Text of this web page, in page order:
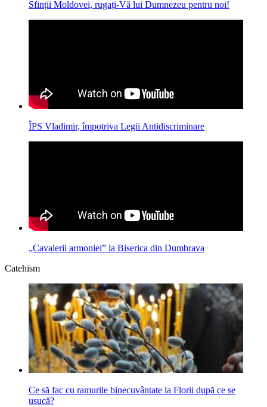
Sfinții Moldovei, rugați-Vă lui Dumnezeu pentru noi!
ÎPS Vladimir, împotriva Legii Antidiscriminare
„Cavalerii armoniei” la Biserica din Dumbrava
Catehism
Ce să fac cu ramurile binecuvântate la Florii după ce se
usucă?